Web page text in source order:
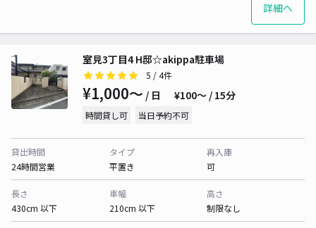
詳細へ
室見3丁目4 H邸☆akippa駐車場
5 / 4件
¥1,000〜 / 日 ¥100〜 / 15分
時間貸し可 当日予約不可
貸出時間
24時間営業
タイプ
平置き
再入庫
可
長さ
430cm 以下
車幅
210cm 以下
高さ
制限なし